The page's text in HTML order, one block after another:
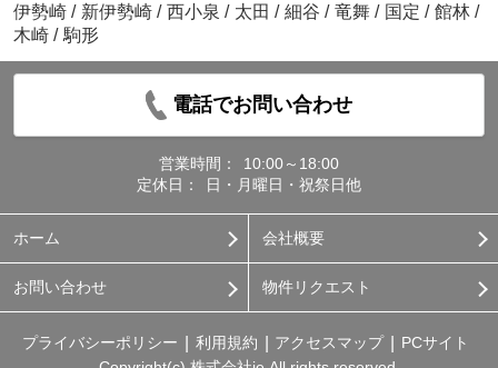
伊勢崎 / 新伊勢崎 / 西小泉 / 太田 / 細谷 / 竜舞 / 国定 / 館林 /
木崎 / 駒形
電話でお問い合わせ
営業時間：
10:00～18:00
定休日：
日・月曜日・祝祭日他
ホーム 会社概要
お問い合わせ 物件リクエスト
プライバシーポリシー 利用規約 アクセスマップ
PCサイト